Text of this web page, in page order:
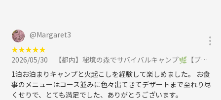
@Margaret3
★★★★★
2026/05/30
【都内】秘境の森でサバイバルキャンプ🌿【ブッシュクラフト】に参加
1泊お泊まりキャンプと火起こしを経験して楽しめました。 お食
事のメニューはコース並みに色々出てきてデザートまで至れり尽
くせりで、とても満足でした、ありがとうございます。